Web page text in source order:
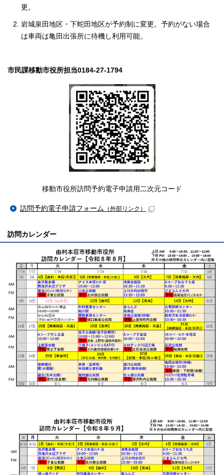
更。
岩城泉田地区・下蛇田地区が予約制に変更。予約がない場合
は車両は亀田出張所に待機し利用可能。
市民課移動市役所担当0184-27-1794
移動市役所訪問予約電子申請用二次元コード
訪問予約電子申請フォーム （外部リンク）
訪問カレンダー